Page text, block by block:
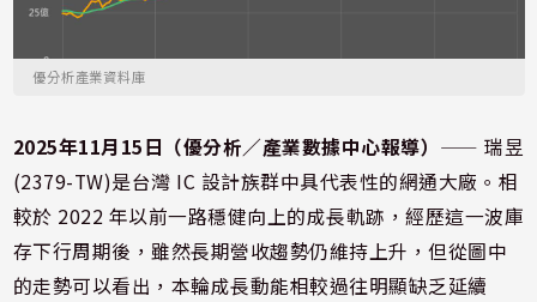
優分析產業資料庫
2025年11月15日（優分析／產業數據中心報導） ⸺ 瑞昱
(2379-TW)是台灣 IC 設計族群中具代表性的網通大廠。相
較於 2022 年以前一路穩健向上的成長軌跡，經歷這一波庫
存下行周期後，雖然長期營收趨勢仍維持上升，但從圖中
的走勢可以看出，本輪成長動能相較過往明顯缺乏延續